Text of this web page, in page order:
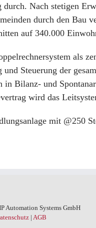
Nach stetigen
durch den Bau
auf 340.000
als
Steuerung der
Bilanz- und
wird das
mit @250
Automation Systems GmbH
| AGB